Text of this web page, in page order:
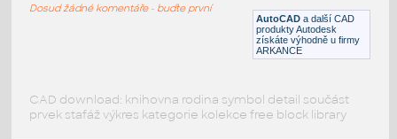
RFA Dřezy AutoCAD a další CAD
produkty Autodesk
získáte výhodně u firmy
ARKANCE
Dosud žádné komentáře - buďte první
CAD download: knihovna rodina symbol detail součást
prvek stafáž výkres kategorie kolekce free block library